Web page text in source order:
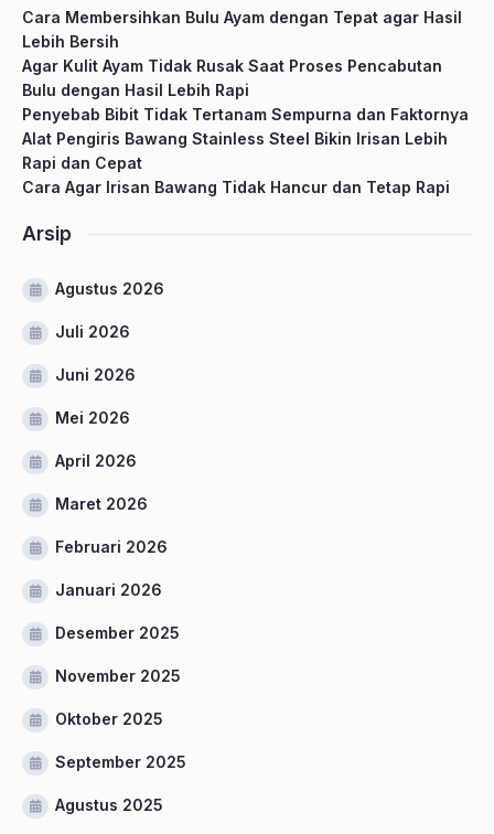
Cara Membersihkan Bulu Ayam dengan Tepat agar Hasil
Lebih Bersih
Agar Kulit Ayam Tidak Rusak Saat Proses Pencabutan
Bulu dengan Hasil Lebih Rapi
Penyebab Bibit Tidak Tertanam Sempurna dan Faktornya
Alat Pengiris Bawang Stainless Steel Bikin Irisan Lebih
Rapi dan Cepat
Cara Agar Irisan Bawang Tidak Hancur dan Tetap Rapi
Arsip
Agustus 2026
Juli 2026
Juni 2026
Mei 2026
April 2026
Maret 2026
Februari 2026
Januari 2026
Desember 2025
November 2025
Oktober 2025
September 2025
Agustus 2025